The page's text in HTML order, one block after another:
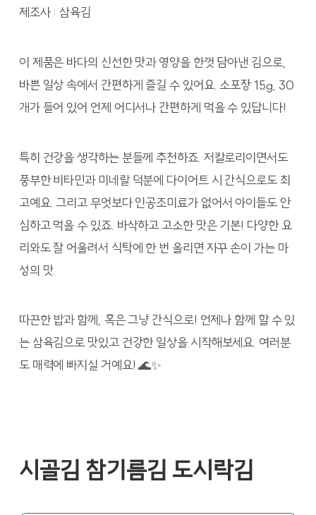
제조사 : 삼육김
이 제품은 바다의 신선한 맛과 영양을 한껏 담아낸 김으로,
바쁜 일상 속에서 간편하게 즐길 수 있어요. 소포장 15g, 30
개가 들어 있어 언제 어디서나 간편하게 먹을 수 있답니다!
특히 건강을 생각하는 분들께 추천하죠. 저칼로리이면서도
풍부한 비타민과 미네랄 덕분에 다이어트 시 간식으로도 최
고예요. 그리고 무엇보다 인공조미료가 없어서 아이들도 안
심하고 먹을 수 있죠. 바삭하고 고소한 맛은 기본! 다양한 요
리와도 잘 어울려서 식탁에 한 번 올리면 자꾸 손이 가는 마
성의 맛.
따끈한 밥과 함께, 혹은 그냥 간식으로! 언제나 함께 할 수 있
는 삼육김으로 맛있고 건강한 일상을 시작해보세요. 여러분
도 매력에 빠지실 거예요! 🌊✨
시골김 참기름김 도시락김